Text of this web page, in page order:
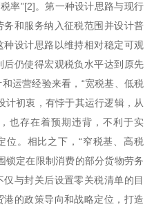
率”[2]。第一种设计思路与现行
和服务纳入征税范围并设计普
设计思路以维持相对稳定可观
仍使得宏观税负水平达到原先
运营经验来看，“宽税基、低税
计初衷，有悖于其运行逻辑，从
也存在着预期违背，不利于实
位。相比之下，“窄税基、高税
锁定在限制消费的部分货物劳务
与封关后设置零关税清单的目
的政策导向和战略定位，打造